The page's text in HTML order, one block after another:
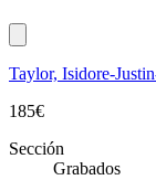
Taylor, Isidore-
185€
Sección
Grabados